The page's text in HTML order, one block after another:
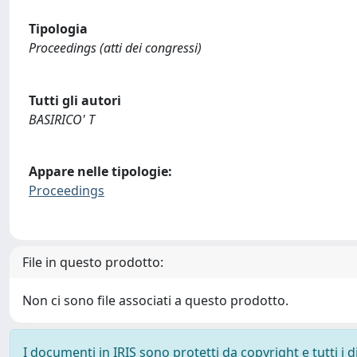
Tipologia
Proceedings (atti dei congressi)
Tutti gli autori
BASIRICO' T
Appare nelle tipologie:
Proceedings
File in questo prodotto:
Non ci sono file associati a questo prodotto.
I documenti in IRIS sono protetti da copyright e tutti i